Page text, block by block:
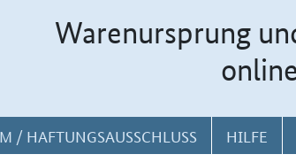
Warenursprung
online
/ HAFTUNGSAUSSCHLUSS HILFE